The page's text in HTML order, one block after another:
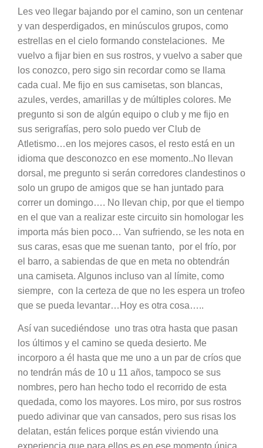
Les veo llegar bajando por el camino, son un centenar
y van desperdigados, en minúsculos grupos, como
estrellas en el cielo formando constelaciones.
Me
vuelvo a fijar bien en sus rostros, y vuelvo a saber que
los conozco, pero sigo sin recordar como se llama
cada cual. Me fijo en sus camisetas, son blancas,
azules, verdes, amarillas y de múltiples colores. Me
pregunto si son de algún equipo o club y me fijo en
sus serigrafías, pero solo puedo ver Club de
Atletismo…en los mejores casos, el resto está en un
idioma que desconozco en ese momento..No llevan
dorsal, me pregunto si serán corredores clandestinos o
solo un grupo de amigos que se han juntado para
correr un domingo…. No llevan chip, por que el tiempo
en el que van a realizar este circuito sin homologar les
importa más bien poco… Van sufriendo, se les nota en
sus caras, esas que me suenan tanto, por el frío, por
el barro, a sabiendas de que en meta no obtendrán
una camiseta. Algunos incluso van al límite, como
siempre, con la certeza de que no les espera un trofeo
que se pueda levantar…Hoy es otra cosa…..
Así van sucediéndose uno tras otra hasta que pasan
los últimos y el camino se queda desierto. Me
incorporo a él hasta que me uno a un par de críos que
no tendrán más de 10 u 11 años, tampoco se sus
nombres, pero han hecho todo el recorrido de esta
quedada, como los mayores. Los miro, por sus rostros
puedo adivinar que van cansados, pero sus risas los
delatan, están felices porque están viviendo una
experiencia que para ellos es en ese momento única.